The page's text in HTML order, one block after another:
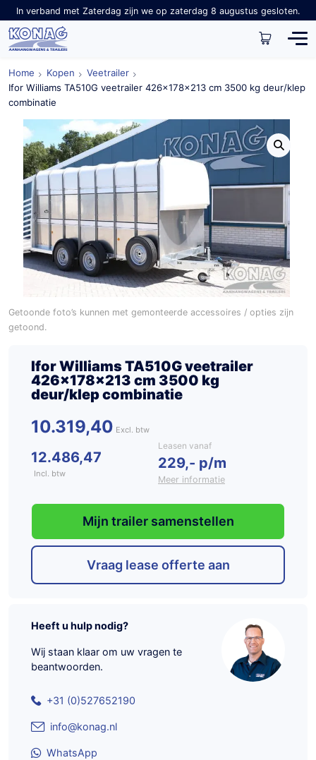
In verband met Zaterdag zijn we op zaterdag 8 augustus gesloten.
Home Kopen
Veetrailer
Ifor Williams TA510G veetrailer 426x178x213 cm 3500 kg deur/klep
combinatie
Getoonde foto’s kunnen met gemonteerde accessoires / opties zijn
getoond.
Ifor Williams TA510G veetrailer
426x178x213 cm 3500 kg
deur/klep combinatie
10.319,40
12.486,47
Incl. btw
Leasen vanaf
229,- p/m
Meer informatie
Mijn trailer samenstellen
Vraag lease offerte aan
Heeft u hulp nodig?
Wij staan klaar om uw vragen te
beantwoorden.
+31 (0)527652190
info@konag.nl
WhatsApp